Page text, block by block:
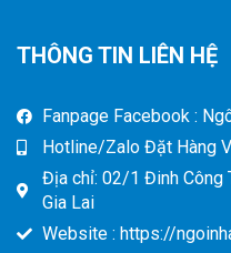
THÔNG TIN LIÊN HỆ
Fanpage Facebook :
Hotline/Zalo Đặt Hàng
Địa chỉ: 02/1 Đinh Công
Gia Lai
Website : https://